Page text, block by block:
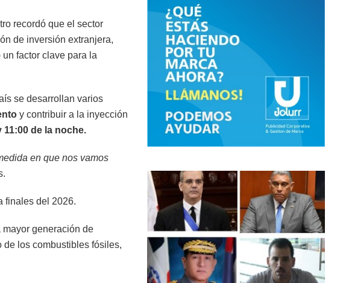
recordó que el sector
de inversión extranjera,
factor clave para la
se desarrollan varios
y contribuir a la inyección
11:00 de la noche.
en que nos vamos
finales del 2026.
generación de
los combustibles fósiles,